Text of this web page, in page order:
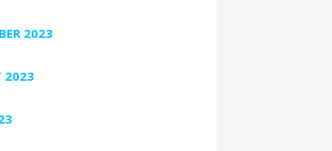
2023
2023